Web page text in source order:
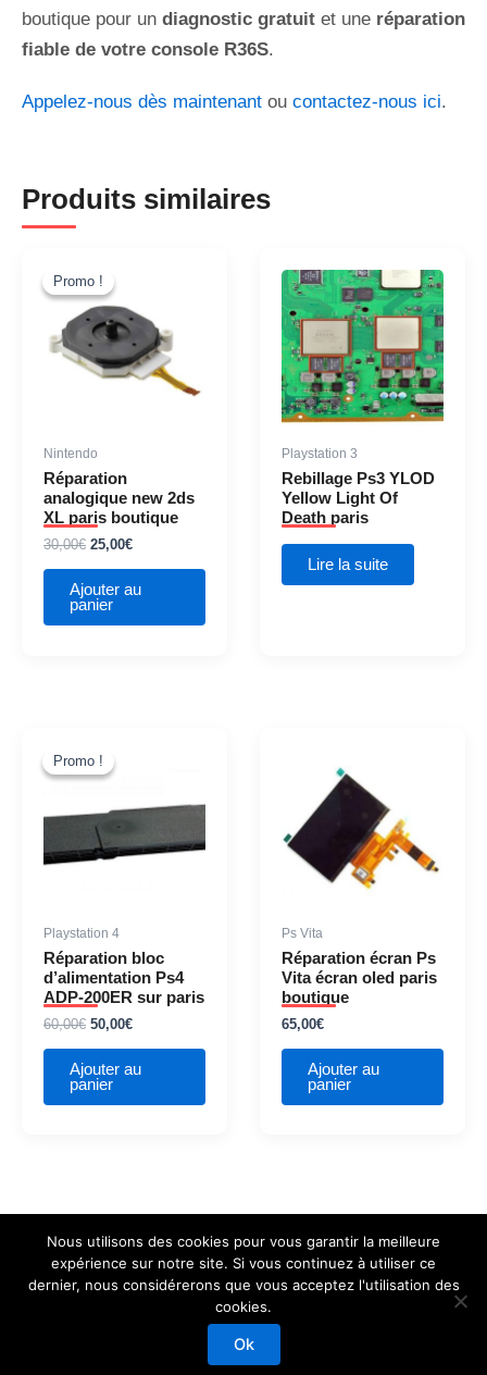
boutique pour un diagnostic gratuit et une réparation
fiable de votre console R36S.
Appelez-nous dès maintenant ou contactez-nous ici.
Produits similaires
Promo !
Promo !
Nintendo
Réparation
analogique new 2ds
XL paris boutique
30,00€
prix
initial
était :
30,00€.
25,00€
est :
25,00€.
Ajouter au
panier
Playstation 3
Rebillage Ps3 YLOD
Yellow Light Of
Death paris
Lire la suite
Promo !
Promo !
Playstation 4
Réparation bloc
d’alimentation Ps4
ADP-200ER sur paris
60,00€
prix
initial
60,00€.
50,00€
50,00€.
Ajouter au
panier
Ps Vita
Réparation écran Ps
Vita écran oled paris
boutique
65,00€
Ajouter au
panier
Copyright © 2026 Mod Fusion
Nous utilisons des cookies pour vous garantir la meilleure
expérience sur notre site. Si vous continuez à utiliser ce
dernier, nous considérerons que vous acceptez l'utilisation des
cookies.
Ok